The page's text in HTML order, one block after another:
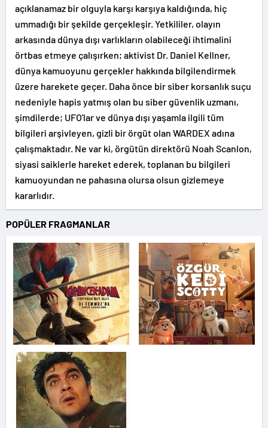
açıklanamaz bir olguyla karşı karşıya kaldığında, hiç
ummadığı bir şekilde gerçekleşir. Yetkililer, olayın
arkasında dünya dışı varlıkların olabileceği ihtimalini
örtbas etmeye çalışırken; aktivist Dr. Daniel Kellner,
dünya kamuoyunu gerçekler hakkında bilgilendirmek
üzere harekete geçer. Daha önce bir siber korsanlık suçu
nedeniyle hapis yatmış olan bu siber güvenlik uzmanı,
şimdilerde; UFO'lar ve dünya dışı yaşamla ilgili tüm
bilgileri arşivleyen, gizli bir örgüt olan WARDEX adına
çalışmaktadır. Ne var ki, örgütün direktörü Noah Scanlon,
siyasi saiklerle hareket ederek, toplanan bu bilgileri
kamuoyundan ne pahasına olursa olsun gizlemeye
kararlıdır.
POPÜLER FRAGMANLAR